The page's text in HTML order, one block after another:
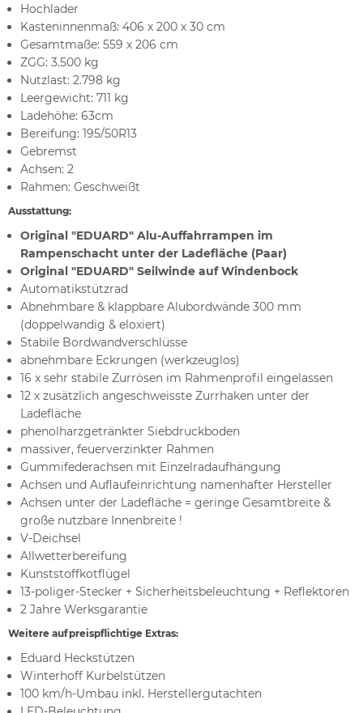
Hochlader
Kasteninnenmaß: 406 x 200 x 30 cm
Gesamtmaße: 559 x 206 cm
ZGG: 3.500 kg
Nutzlast: 2.798 kg
Leergewicht: 711 kg
Ladehöhe: 63cm
Bereifung: 195/50R13
Gebremst
Achsen: 2
Rahmen: Geschweißt
Ausstattung:
Original "EDUARD" Alu-Auffahrrampen im
Rampenschacht unter der Ladefläche (Paar)
Original "EDUARD" Seilwinde auf Windenbock
Automatikstützrad
Abnehmbare & klappbare Alubordwände 300 mm
(doppelwandig & eloxiert)
Stabile Bordwandverschlüsse
abnehmbare Eckrungen (werkzeuglos)
16 x sehr stabile Zurrösen im Rahmenprofil eingelassen
12 x zusätzlich angeschweisste Zurrhaken unter der
Ladefläche
phenolharzgetränkter Siebdruckboden
massiver, feuerverzinkter Rahmen
Gummifederachsen mit Einzelradaufhängung
Achsen und Auflaufeinrichtung namenhafter Hersteller
Achsen unter der Ladefläche = geringe Gesamtbreite &
große nutzbare Innenbreite !
V-Deichsel
Allwetterbereifung
Kunststoffkotflügel
13-poliger-Stecker + Sicherheitsbeleuchtung + Reflektoren
2 Jahre Werksgarantie
Weitere aufpreispflichtige Extras:
Eduard Heckstützen
Winterhoff Kurbelstützen
100 km/h-Umbau inkl. Herstellergutachten